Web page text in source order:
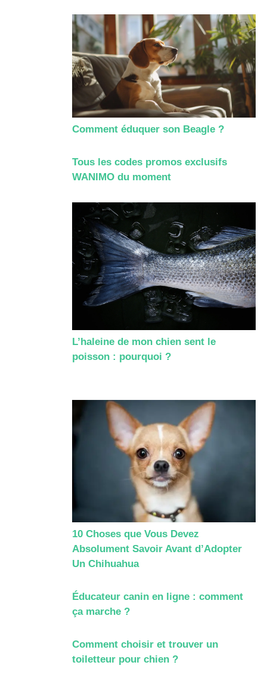
Comment éduquer son Beagle ?
Tous les codes promos exclusifs
WANIMO du moment
L’haleine de mon chien sent le
poisson : pourquoi ?
10 Choses que Vous Devez
Absolument Savoir Avant d’Adopter
Un Chihuahua
Éducateur canin en ligne : comment
ça marche ?
Comment choisir et trouver un
toiletteur pour chien ?